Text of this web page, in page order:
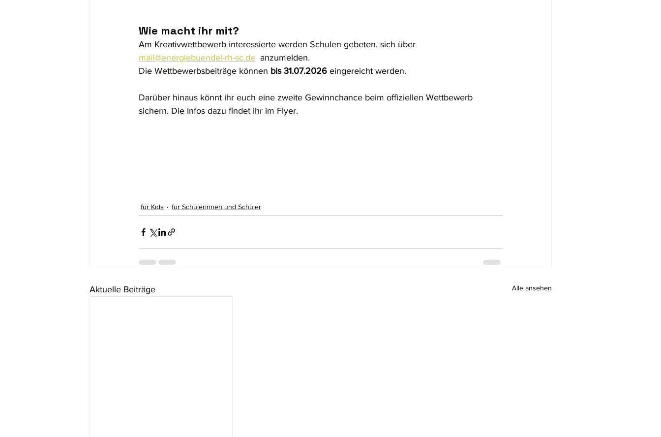
Wie macht ihr mit?
Am Kreativwettbewerb interessierte werden Schulen gebeten, sich über
mail@energiebuendel-rh-sc.de anzumelden.
Die Wettbewerbsbeiträge können bis 31.07.2026 eingereicht werden.
Darüber hinaus könnt ihr euch eine zweite Gewinnchance beim offiziellen Wettbewerb
sichern. Die Infos dazu findet ihr im Flyer.
für Kids für Schülerinnen und Schüler
Aktuelle Beiträge Alle ansehen